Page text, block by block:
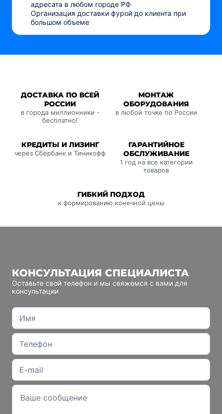
адресата в любом городе РФ
Организация доставки фурой до клиента при
большом объеме
ДОСТАВКА ПО ВСЕЙ
РОССИИ
в города миллионники -
бесплатно!
МОНТАЖ
ОБОРУДОВАНИЯ
в любой точке по России
КРЕДИТЫ И ЛИЗИНГ
через Сбербанк и Тиникофф
ГАРАНТИЙНОЕ
ОБСЛУЖИВАНИЕ
1 год на все категории
товаров
ГИБКИЙ ПОДХОД
к формированию конечной цены
КОНСУЛЬТАЦИЯ СПЕЦИАЛИСТА
Оставьте свой телефон и мы свяжемся с вами для
консультации